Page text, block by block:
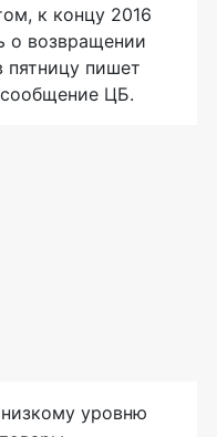
к концу 2016
о возвращении
пятницу пишет
ЦБ.
уровню